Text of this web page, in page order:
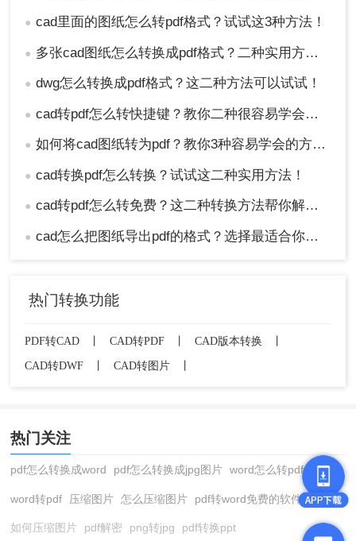
● cad里面的图纸怎么转pdf格式？试试这3种方法！
● 多张cad图纸怎么转换成pdf格式？二种实用方法详解！
● dwg怎么转换成pdf格式？这二种方法可以试试！
● cad转pdf怎么转快捷键？教你二种很容易学会的方法！
● 如何将cad图纸转为pdf？教你3种容易学会的方法!
● cad转换pdf怎么转换？试试这二种实用方法！
● cad转pdf怎么转免费？这二种转换方法帮你解决！
● cad怎么把图纸导出pdf的格式？选择最适合你的高效方法！
热门转换功能
PDF转CAD 丨 CAD转PDF 丨 CAD版本转换
丨
CAD转DWF
丨 CAD转图片 丨
热门关注
pdf怎么转换成word pdf怎么转换成jpg图片 word怎么转pdf
word转pdf 压缩图片 怎么压缩图片 pdf转word免费的软件
如何压缩图片 pdf解密 png转jpg pdf转换ppt